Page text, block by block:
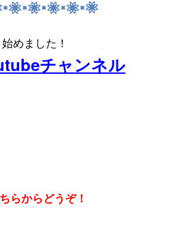
めました！
チャンネル
らからどうぞ！